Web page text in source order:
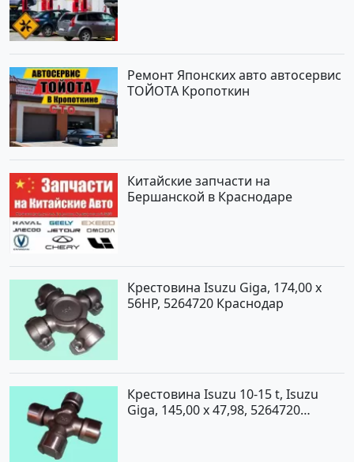
Ремонт Японских авто автосервис
ТОЙОТА Кропоткин
Китайские запчасти на
Бершанской в Краснодаре
Крестовина Isuzu Giga, 174,00 x
56HP, 5264720 Краснодар
Крестовина Isuzu 10-15 t, Isuzu
Giga, 145,00 x 47,98, 5264720